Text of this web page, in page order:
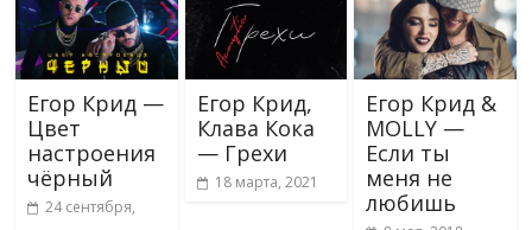
Егор Крид —
Цвет
настроения
чёрный
24 сентября,
Егор Крид,
Клава Кока
— Грехи
18 марта, 2021
Егор Крид &
MOLLY —
Если ты
меня не
любишь